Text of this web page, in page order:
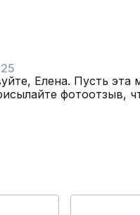
Елена. Пусть
фотоотзыв,